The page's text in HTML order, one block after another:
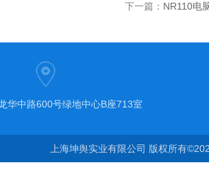
下一篇： NR110电
华中路600号绿地中心B座713室
上海坤舆实业有限公司 版权所有